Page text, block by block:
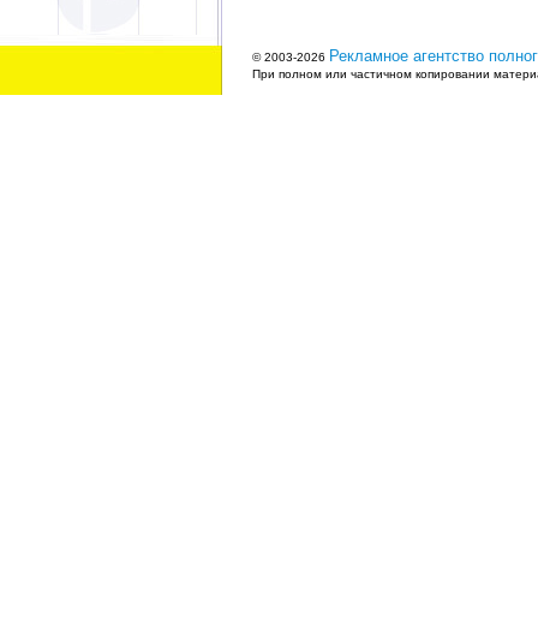
© 2003-2026 Рекламное агентство
При полном или частичном копировании